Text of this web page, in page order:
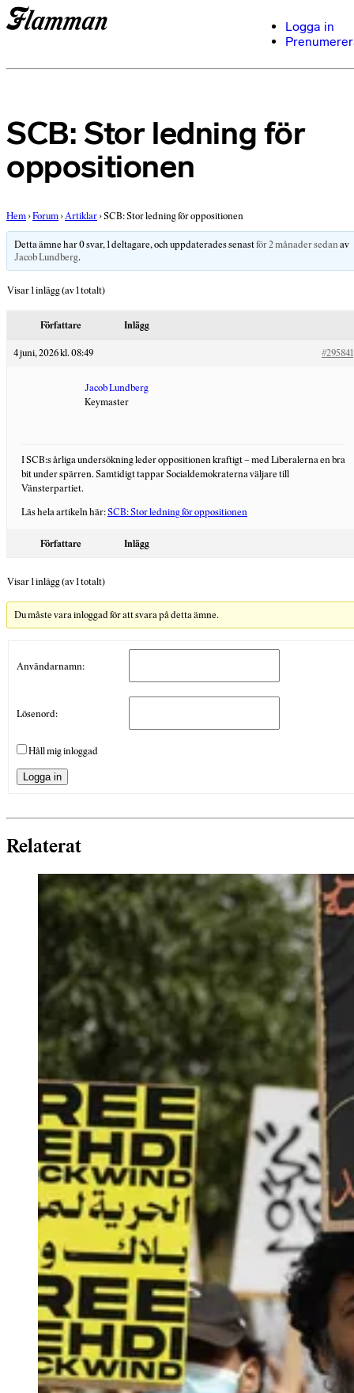
Logga in
SCB: Stor ledning för
oppositionen
Hem ›Forum ›Artiklar ›SCB: Stor ledning för oppositionen
Detta ämne har 0 svar, 1 deltagare, och uppdaterades senastför 2 månader sedanav
Jacob Lundberg.
Visar 1 inlägg (av 1 totalt)
Författare Inlägg
4 juni, 2026 kl. 08:49 #295841
Jacob Lundberg
Keymaster
I SCB:s årliga undersökning leder oppositionen kraftigt – med Liberalerna en bra
bit under spärren. Samtidigt tappar Socialdemokraterna väljare till
Vänsterpartiet.
Läs hela artikeln här:SCB: Stor ledning för oppositionen
Författare Inlägg
Visar 1 inlägg (av 1 totalt)
Du måste vara inloggad för att svara på detta ämne.
Användarnamn:
Lösenord:
Håll mig inloggad
Logga in
Relaterat